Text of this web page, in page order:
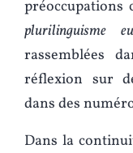
préoccupations
plurilinguisme
rassemblées
réflexion sur
dans des
Dans la